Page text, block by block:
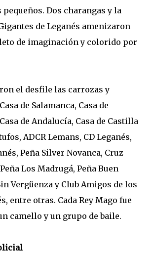
pequeños. Dos charangas y la
de Leganés amenizaron
de imaginación y colorido por
el desfile las carrozas y
de Salamanca, Casa de
de Andalucía, Casa de Castilla
ADCR Lemans, CD Leganés,
Peña Silver Novanca, Cruz
Los Madrugá, Peña Buen
Vergüenza y Club Amigos de los
entre otras. Cada Rey Mago fue
camello y un grupo de baile.